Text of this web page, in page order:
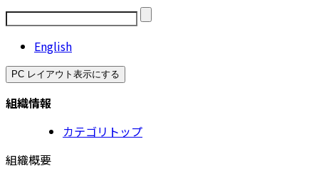
English
PC レイアウト表示にする
組織情報
カテゴリトップ
組織概要